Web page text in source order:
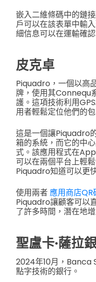
嵌入二維條碼中的鏈
戶可以在該表單中輸
細信息可以在運輸確
皮克卓
Piquadro，一個以高
牌，使用其Connequ
護。這項技術利用
用者輕鬆定位他們的包
這是一個讓Piquadro
箱的系統，而它的中
式。該應用程式在
可以在兩個平台上輕
Piquadro知道可以更
使用兩者應用商店QR
Piquadro讓顧客可以
了許多時間，潛在地
聖盧卡·薩拉
2024年10月，Banca
點字技術的銀行。